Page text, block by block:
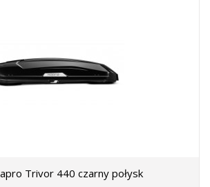
Trivor 440 czarny połysk